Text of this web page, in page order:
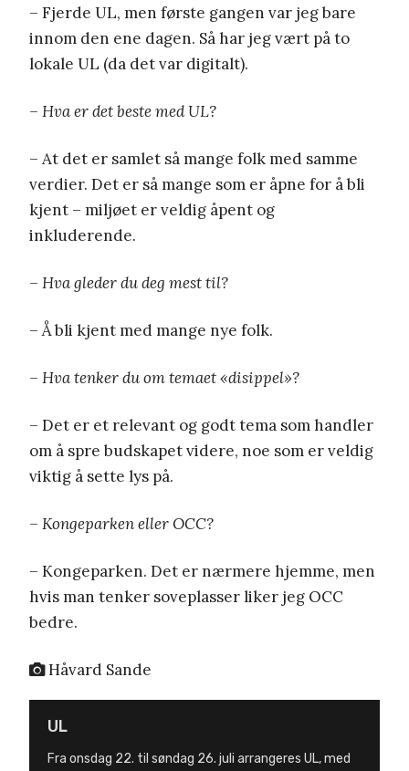
– Fjerde UL, men første gangen var jeg bare
innom den ene dagen. Så har jeg vært på to
lokale UL (da det var digitalt).
– Hva er det beste med UL?
– At det er samlet så mange folk med samme
verdier. Det er så mange som er åpne for å bli
kjent – miljøet er veldig åpent og
inkluderende.
– Hva gleder du deg mest til?
– Å bli kjent med mange nye folk.
– Hva tenker du om temaet «disippel»?
– Det er et relevant og godt tema som handler
om å spre budskapet videre, noe som er veldig
viktig å sette lys på.
– Kongeparken eller OCC?
– Kongeparken. Det er nærmere hjemme, men
hvis man tenker soveplasser liker jeg OCC
bedre.
Håvard Sande
UL
Fra onsdag 22. til søndag 26. juli arrangeres UL, med